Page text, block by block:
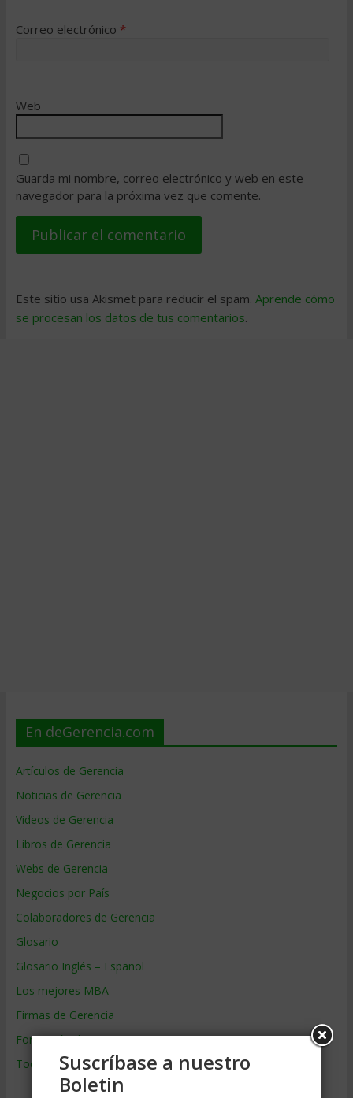
Correo electrónico *
Web
Guarda mi nombre, correo electrónico y web en este
navegador para la próxima vez que comente.
Este sitio usa Akismet para reducir el spam. Aprende cómo
se procesan los datos de tus comentarios.
En deGerencia.com
Artículos de Gerencia
Noticias de Gerencia
Videos de Gerencia
Libros de Gerencia
Webs de Gerencia
Negocios por País
Colaboradores de Gerencia
Glosario
Glosario Inglés – Español
Los mejores MBA
Firmas de Gerencia
Formación de Gerencia
Todos los TemasSuscríbase a nuestro
Boletin